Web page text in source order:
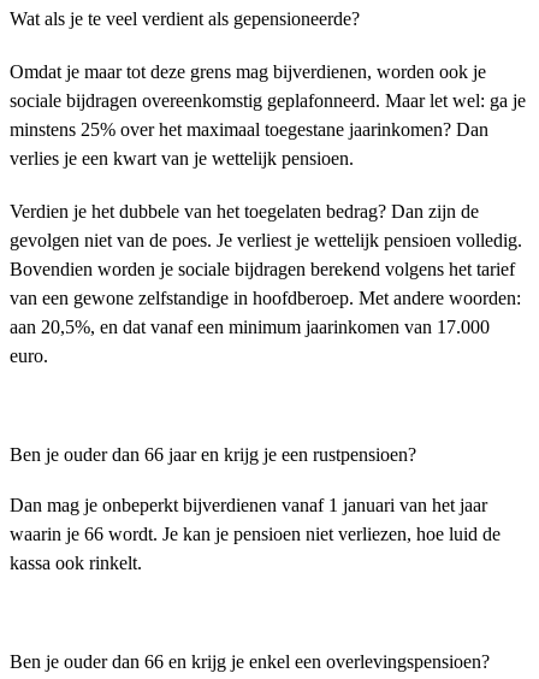
Wat als je te veel verdient als gepensioneerde?
Omdat je maar tot deze grens mag bijverdienen, worden ook je
sociale bijdragen overeenkomstig geplafonneerd. Maar let wel: ga je
minstens 25% over het maximaal toegestane jaarinkomen? Dan
verlies je een kwart van je wettelijk pensioen.
Verdien je het dubbele van het toegelaten bedrag? Dan zijn de
gevolgen niet van de poes. Je verliest je wettelijk pensioen volledig.
Bovendien worden je sociale bijdragen berekend volgens het tarief
van een gewone zelfstandige in hoofdberoep. Met andere woorden:
aan 20,5%, en dat vanaf een minimum jaarinkomen van 17.000
euro.
Ben je ouder dan 66 jaar en krijg je een rustpensioen?
Dan mag je onbeperkt bijverdienen vanaf 1 januari van het jaar
waarin je 66 wordt. Je kan je pensioen niet verliezen, hoe luid de
kassa ook rinkelt.
Ben je ouder dan 66 en krijg je enkel een overlevingspensioen?